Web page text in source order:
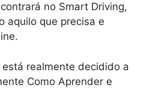
no Smart Driving,
aquilo que precisa e
realmente decidido a
Como Aprender e